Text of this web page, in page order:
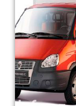
Кременчуг
Кременец
Кривой Рог
Кролевец
Кропивницкий
Крыховцы
Крюковщина
Крыжановка
Ладыжин